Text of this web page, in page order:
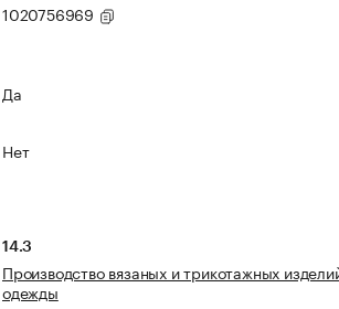
1020756969
Да
Нет
14.3
Производство вязаных и трикотажных
одежды